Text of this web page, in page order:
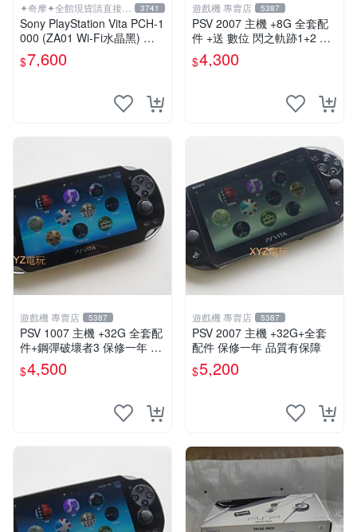
✦奇摩✦全館現貨請直接下
標
3741
Sony PlayStation Vita PCH-1
000 (ZA01 Wi-Fi水晶黑) 掌
上遊戲機 5英吋多點觸控螢幕
$7,600
遊戲機 專賣店 5387
PSV 2007 主機 +8G 全套配
件 +送 數位 閃之軌跡1+2 保
修一年 品質有保障
$4,300
遊戲機 專賣店 5387
PSV 1007 主機 +32G 全套配
件+鋼彈破壞者3 保修一年 品
質有保障 psvita
$4,500
遊戲機 專賣店 5387
PSV 2007 主機 +32G+全套
配件 保修一年 品質有保障
$5,200